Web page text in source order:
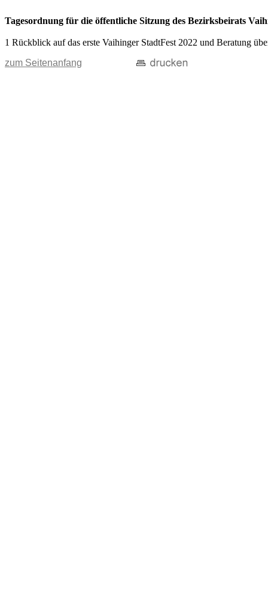
Tagesordnung für die öffentliche Sitzung des Bezirksbeirats
1 Rückblick auf das erste Vaihinger StadtFest 2022 und Beratung
zum Seitenanfang